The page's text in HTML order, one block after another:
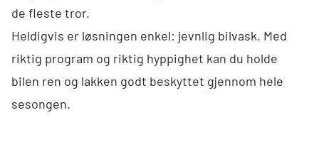
de fleste tror.
Heldigvis er løsningen enkel: jevnlig bilvask. Med
riktig program og riktig hyppighet kan du holde
bilen ren og lakken godt beskyttet gjennom hele
sesongen.